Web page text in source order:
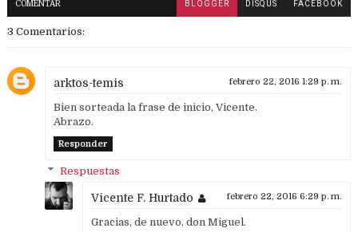
COMENTAR BLOGGER DISQUS FACEBOOK
3 Comentarios:
arktos-temis febrero 22, 2016 1:29 p. m.
Bien sorteada la frase de inicio, Vicente.
Abrazo.
Responder
Respuestas
Vicente F. Hurtado febrero 22, 2016 6:29 p. m.
Gracias, de nuevo, don Miguel.